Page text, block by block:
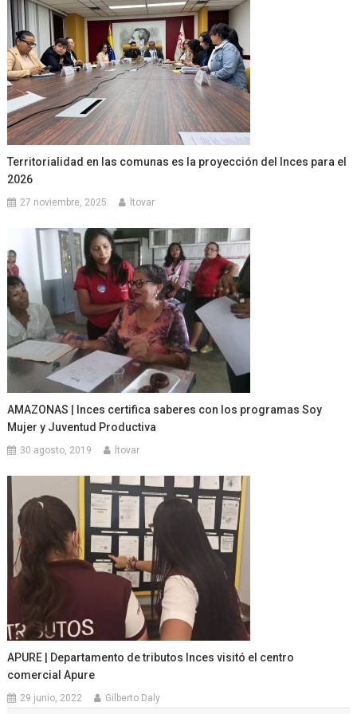
Territorialidad en las comunas es la proyección del Inces para el
2026
27 noviembre, 2025 ltovar
AMAZONAS | Inces certifica saberes con los programas Soy
Mujer y Juventud Productiva
30 agosto, 2019 ltovar
APURE | Departamento de tributos Inces visitó el centro
comercial Apure
29 junio, 2022 Gilberto Daly